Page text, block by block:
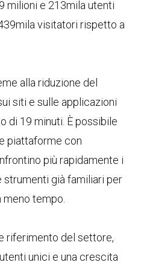
milioni e 213mila utenti
visitatori rispetto a
alla riduzione del
siti e sulle applicazioni
di 19 minuti. È possibile
piattaforme con
più rapidamente i
già familiari per
tempo.
riferimento del settore,
unici e una crescita